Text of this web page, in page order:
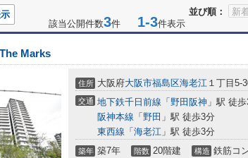
並び順：
該当公開件数3件 1-3件表示
Marks
住所 大阪府大阪市福島区海老江 １丁目5-
交通 地下鉄千日前線 「 野田阪神 」駅 徒
阪神本線 「 野田 」駅 徒歩3分
東西線 「 海老江 」駅 徒歩3分
築年 築7年 階数 20階建 構造 鉄筋コ